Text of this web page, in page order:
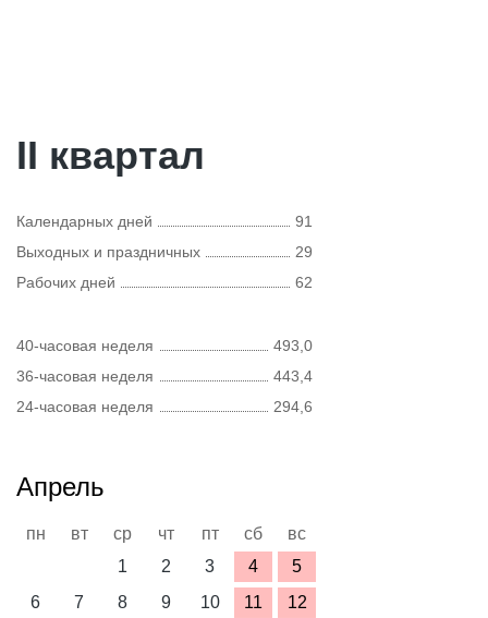
II квартал
Календарных дней
91
Выходных и праздничных
29
Рабочих дней
62
40-часовая неделя
493,0
36-часовая неделя
443,4
24-часовая неделя
294,6
Апрель
пн вт ср чт пт сб
вс
1
2 3 4
5
6
7 8 9 10 11
12